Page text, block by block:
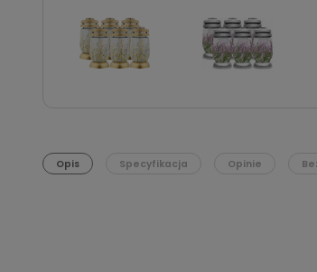
Opis Specyfikacja Opinie